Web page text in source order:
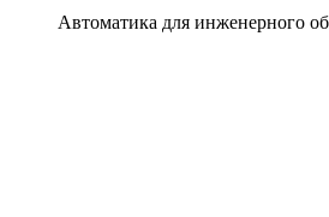
Автоматика для инженерного